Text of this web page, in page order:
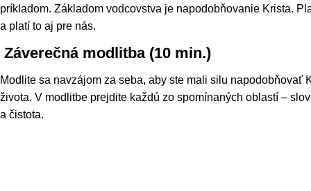
príkladom. Základom vodcovstva je napodobňovanie Krista.
a platí to aj pre nás.
Záverečná modlitba (10 min.)
Modlite sa navzájom za seba, aby ste mali silu napodobňovať
života. V modlitbe prejdite každú zo spomínaných oblastí –
a čistota.